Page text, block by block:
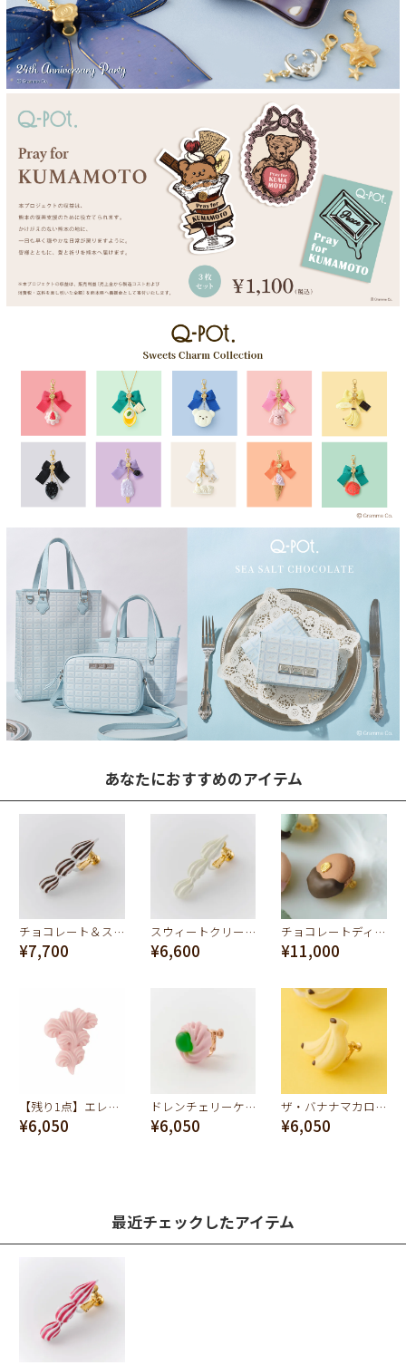
あなたにおすすめのアイテム
チョコレート＆スウィートクリーミークリーム イヤリング
¥7,700
スウィートクリーミークリーム イヤリング
¥6,600
チョコレートディップマカロン イヤリング（チョコレート）
¥11,000
【残り1点】エレガント バタークリーム イヤリング（ピンク）
¥6,050
ドレンチェリーケーキ イヤリング-グリーン(ストロベリー)
¥6,050
ザ・バナナマカロン イヤリング
¥6,050
最近チェックしたアイテム